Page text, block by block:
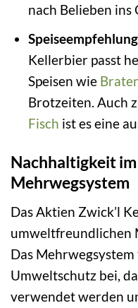
nach Belieben ins
Kellerbier passt
Speisen wie
Brotzeiten. Auch
Fisch ist es eine
Nachhaltigkeit im
Mehrwegsystem
Das Aktien Zwick’l
umweltfreundlichen
Das
Umweltschutz bei,
verwendet werden